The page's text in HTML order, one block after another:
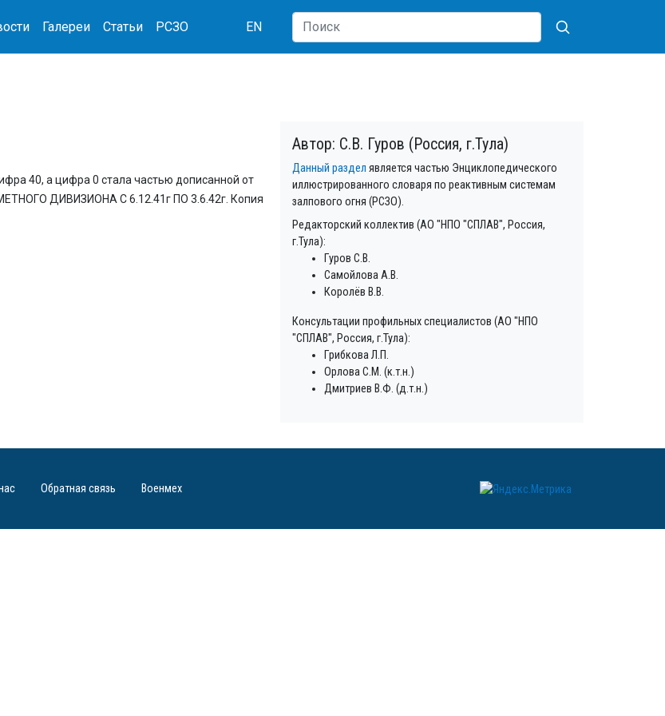
Галереи Статьи РСЗО EN
40, а цифра 0 стала частью дописанной от
ДИВИЗИОНА С 6.12.41г ПО 3.6.42г. Копия
Автор: С.В. Гуров (Россия, г.Тула)
Данный раздел является частью Энциклопедического
иллюстрированного словаря по реактивным системам
залпового огня (РСЗО).
Редакторский коллектив (АО "НПО "СПЛАВ", Россия,
г.Тула):
Гуров С.В.
Самойлова А.В.
Королёв В.В.
Консультации профильных специалистов (АО "НПО
"СПЛАВ", Россия, г.Тула):
Грибкова Л.П.
Орлова С.М. (к.т.н.)
Дмитриев В.Ф. (д.т.н.)
Обратная связь Военмех